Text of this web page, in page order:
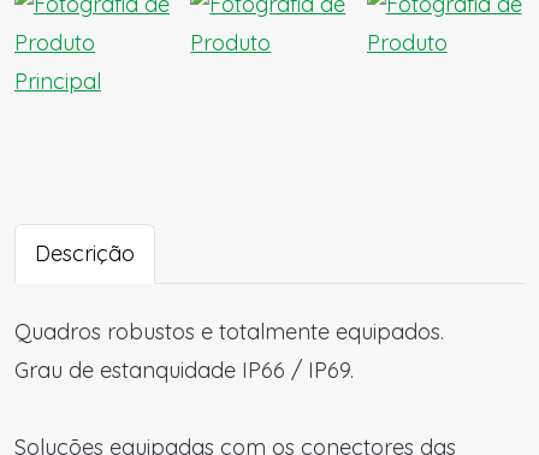
Descrição
Quadros robustos e totalmente equipados.
Grau de estanquidade IP66 / IP69.
Soluções equipadas com os conectores das